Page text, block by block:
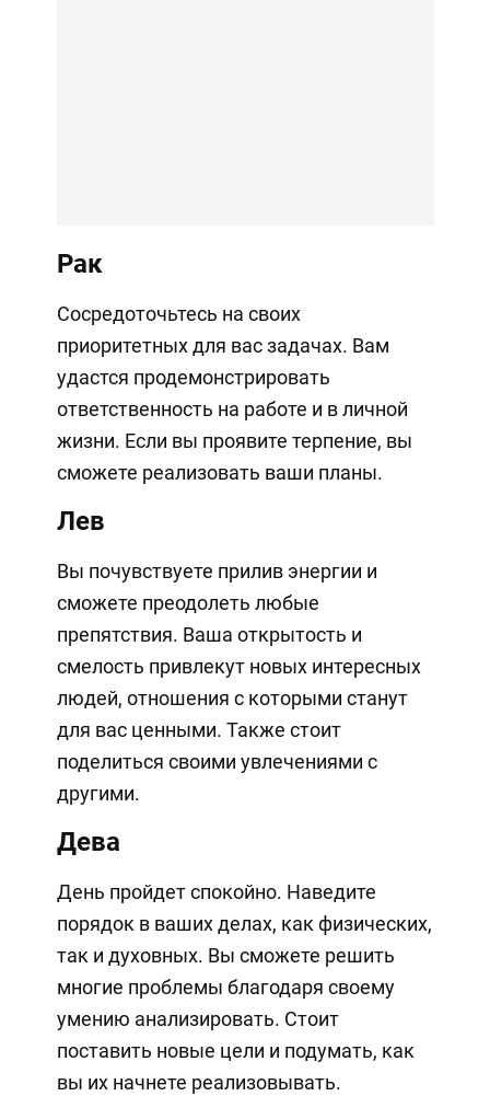
Рак
Сосредоточьтесь на своих
приоритетных для вас задачах. Вам
удастся продемонстрировать
ответственность на работе и в личной
жизни. Если вы проявите терпение, вы
сможете реализовать ваши планы.
Лев
Вы почувствуете прилив энергии и
сможете преодолеть любые
препятствия. Ваша открытость и
смелость привлекут новых интересных
людей, отношения с которыми станут
для вас ценными. Также стоит
поделиться своими увлечениями с
другими.
Дева
День пройдет спокойно. Наведите
порядок в ваших делах, как физических,
так и духовных. Вы сможете решить
многие проблемы благодаря своему
умению анализировать. Стоит
поставить новые цели и подумать, как
вы их начнете реализовывать.